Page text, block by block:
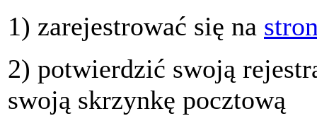
1) zarejestrować się na
2) potwierdzić swoją
swoją skrzynkę pocztową